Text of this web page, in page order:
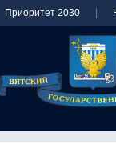
Приоритет 2030